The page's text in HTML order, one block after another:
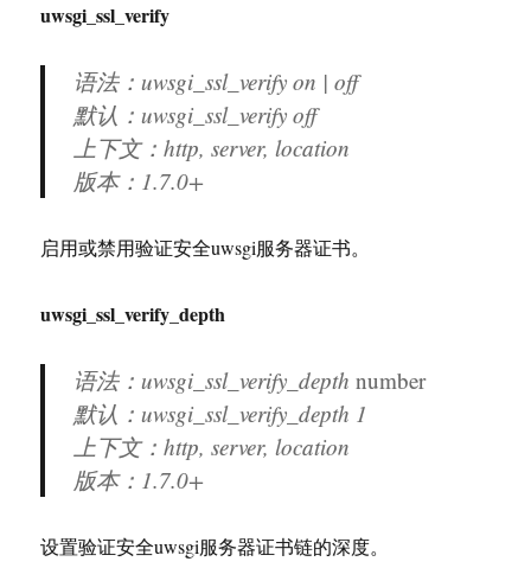
uwsgi_ssl_verify
语法：uwsgi_ssl_verify on | off
默认：uwsgi_ssl_verify off
上下文：http, server, location
版本： 1.7.0+
启用或禁用验证安全uwsgi服务器证书。
uwsgi_ssl_verify_depth
语法：uwsgi_ssl_verify_depthnumber
默认：uwsgi_ssl_verify_depth 1
上下文：http, server, location
版本： 1.7.0+
设置验证安全uwsgi服务器证书链的深度。